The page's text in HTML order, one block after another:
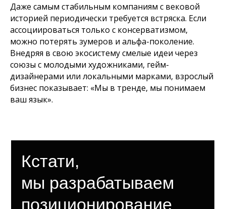
Даже самым стабильным компаниям с вековой
историей периодически требуется встряска. Если
ассоциироваться только с консерватизмом,
можно потерять зумеров и альфа-поколение.
Внедряя в свою экосистему смелые идеи через
союзы с молодыми художниками, гейм-
дизайнерами или локальными марками, взрослый
бизнес показывает: «Мы в тренде, мы понимаем
ваш язык».